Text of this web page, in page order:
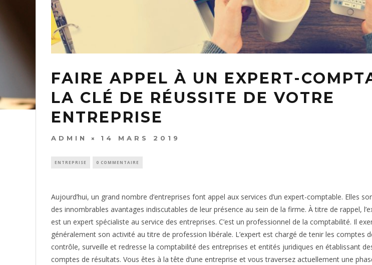
FAIRE APPEL À UN EXPERT-
LA CLÉ DE RÉUSSITE DE VOTRE
ENTREPRISE
ADMIN 14 MARS 2019
ENTREPRISE 0 COMMENTAIRE
Aujourd’hui, un grand nombre d’entreprises font appel aux services d’un expert-comptable. Elles
des innombrables avantages indiscutables de leur présence au sein de la firme. À titre de rappel,
est un expert spécialiste au service des entreprises. C’est un professionnel de la comptabilité. Il
généralement son activité au titre de profession libérale. L’expert est chargé de tenir les comptes
contrôle, surveille et redresse la comptabilité des entreprises et entités juridiques en établissant
comptes de résultats. Vous êtes à la tête d’une entreprise et vous traversez actuellement une